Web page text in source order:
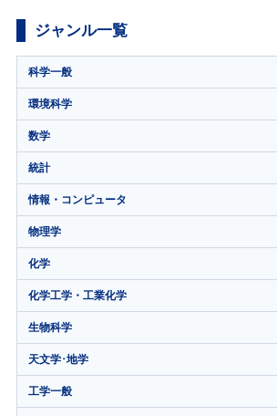
ジャンル一覧
科学一般
環境科学
数学
統計
情報・コンピュータ
物理学
化学
化学工学・工業化学
生物科学
天文学･地学
工学一般